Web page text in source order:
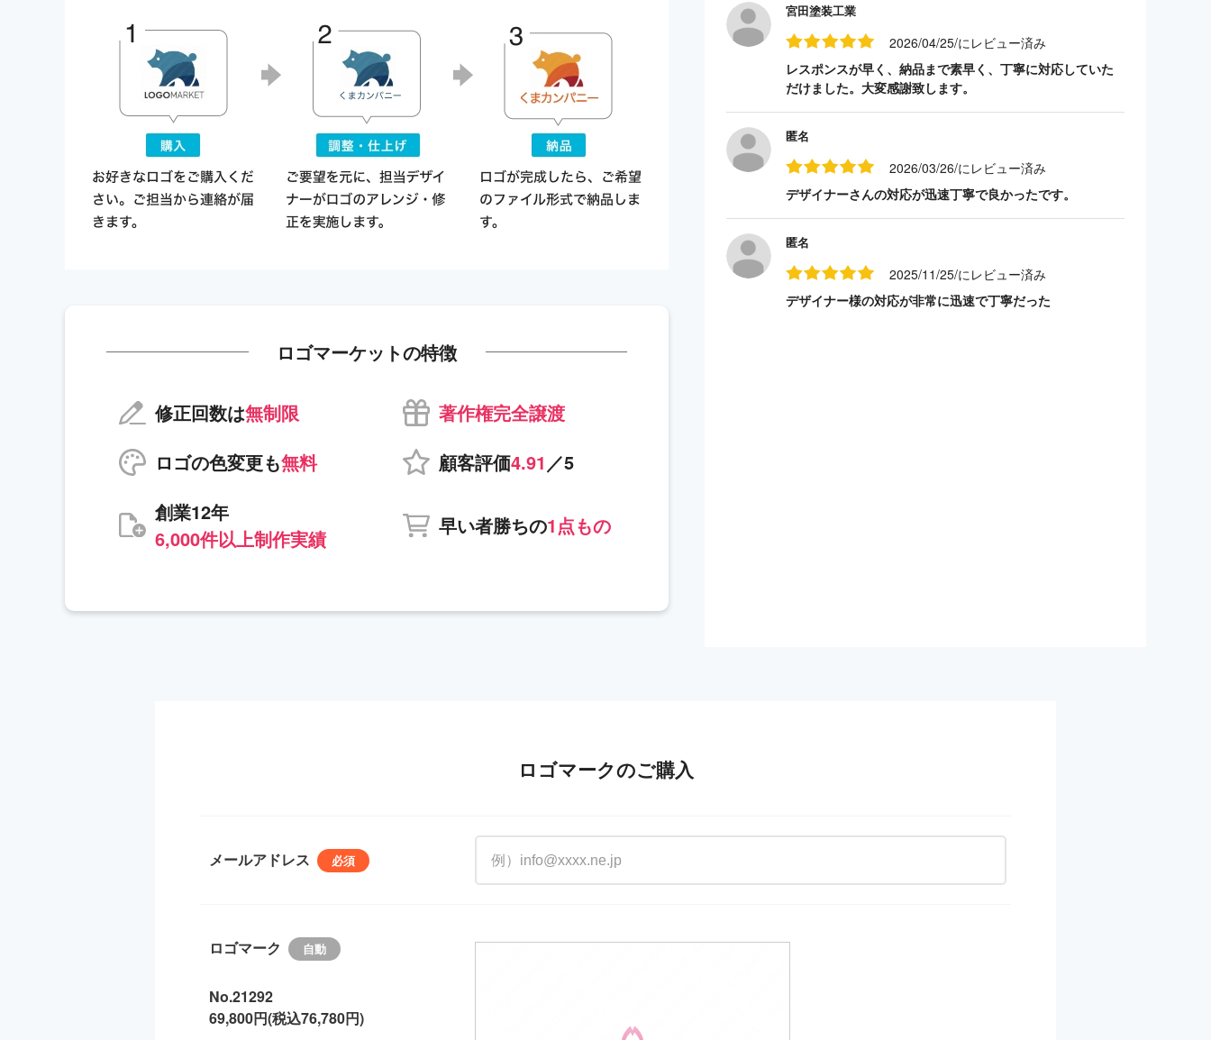
ロゴマーケットの特徴
修正回数は無制限
著作権完全譲渡
ロゴの色変更も無料 顧客評価4.91 ／5
創業12年
6,000件以上制作実績
早い者勝ちの1点もの
宮田塗装工業
2026/04/25/にレビュー済み
レスポンスが早く、納品まで素早く、丁寧に対応していた
だけました。大変感謝致します。
匿名
2026/03/26/にレビュー済み
デザイナーさんの対応が迅速丁寧で良かったです。
匿名
2025/11/25/にレビュー済み
デザイナー様の対応が非常に迅速で丁寧だった
ロゴマークのご購入
メールアドレス
ロゴマーク
No.21292
69,800円(税込76,780円)